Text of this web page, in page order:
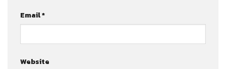
Email*
Website